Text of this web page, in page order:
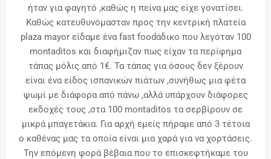
ήταν για φαγητό ,καθώς η πείνα μας είχε γονατίσει.
Καθώς κατευθυνόμασταν προς την κεντρική πλατεία
plaza mayor είδαμε ένα fast foodάδικο που λεγόταν 100
montaditos και διαφήμιζαν πως είχαν τα περίφημα
τάπας μόλις από 1€. Τα τάπας για όσους δεν ξέρουν
είναι ένα είδος ισπανικών πιάτων ,συνήθως μια φέτα
ψωμί με διάφορα από πάνω ,αλλά υπάρχουν διάφορες
εκδοχές τους ,στα 100 montaditos τα σερβίρουν σε
μικρά μπαγετάκια. Για αρχή εμείς πήραμε από 3 τέτοια
ο καθένας μας τα οποία είναι μια χαρά για να χορτάσεις.
Την επόμενη φορά βέβαια που το επισκεφτήκαμε του